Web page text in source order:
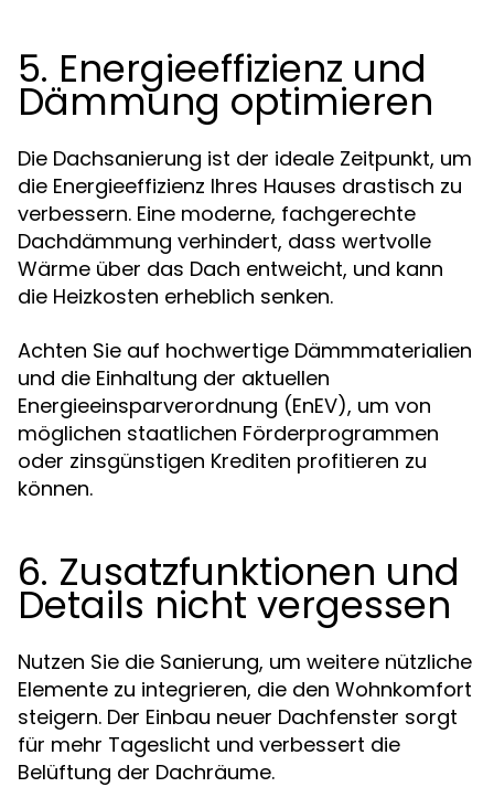
5. Energieeffizienz und
Dämmung optimieren
Die Dachsanierung ist der ideale Zeitpunkt, um
die Energieeffizienz Ihres Hauses drastisch zu
verbessern. Eine moderne, fachgerechte
Dachdämmung verhindert, dass wertvolle
Wärme über das Dach entweicht, und kann
die Heizkosten erheblich senken.
Achten Sie auf hochwertige Dämmmaterialien
und die Einhaltung der aktuellen
Energieeinsparverordnung (EnEV), um von
möglichen staatlichen Förderprogrammen
oder zinsgünstigen Krediten profitieren zu
können.
6. Zusatzfunktionen und
Details nicht vergessen
Nutzen Sie die Sanierung, um weitere nützliche
Elemente zu integrieren, die den Wohnkomfort
steigern. Der Einbau neuer Dachfenster sorgt
für mehr Tageslicht und verbessert die
Belüftung der Dachräume.